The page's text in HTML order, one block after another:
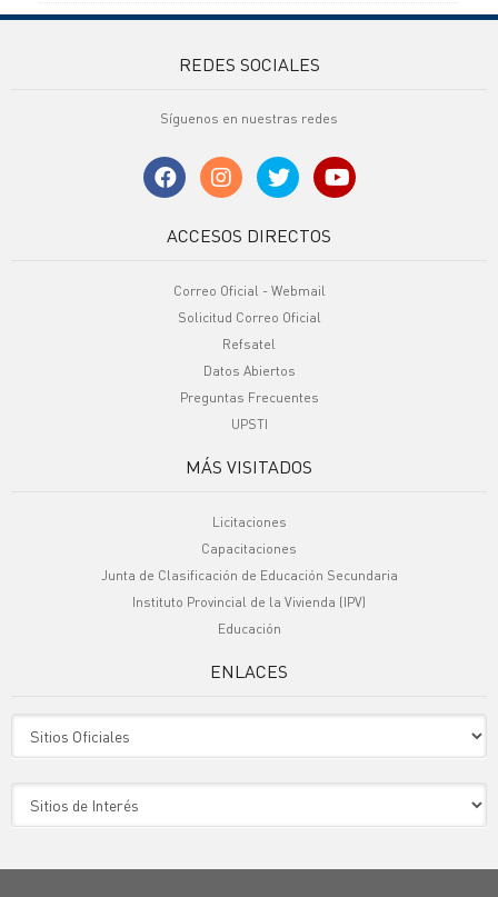
REDES SOCIALES
Síguenos en nuestras redes
ACCESOS DIRECTOS
Correo Oficial - Webmail
Solicitud Correo Oficial
Refsatel
Datos Abiertos
Preguntas Frecuentes
UPSTI
MÁS VISITADOS
Licitaciones
Capacitaciones
Junta de Clasificación de Educación Secundaria
Instituto Provincial de la Vivienda (IPV)
Educación
ENLACES